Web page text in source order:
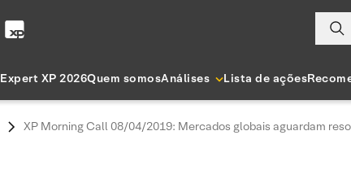
Expert XP 2026Quem somosAnálises Lista de ações
XP Morning Call 08/04/2019: Mercados globais aguardam